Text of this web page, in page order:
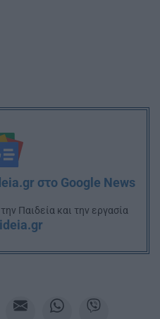
στο Google News
Παιδεία και την εργασία